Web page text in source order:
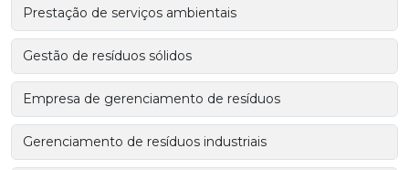
Prestação de serviços ambientais
Gestão de resíduos sólidos
Empresa de gerenciamento de resíduos
Gerenciamento de resíduos industriais